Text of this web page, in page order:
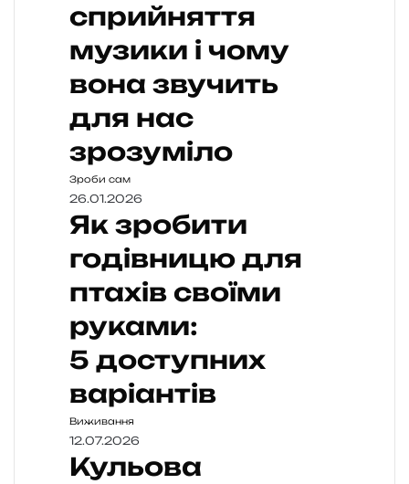
сприйняття
музики і чому
вона звучить
для нас
зрозуміло
Зроби сам
26.01.2026
Як зробити
годівницю для
птахів своїми
руками:
5 доступних
варіантів
Виживання
12.07.2026
Кульова